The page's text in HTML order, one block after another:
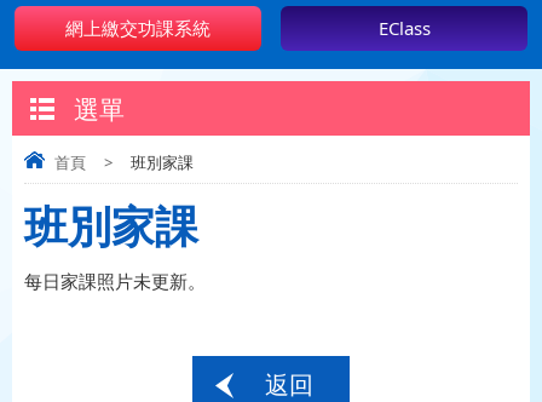
網上繳交功課系統 EClass
選單
首頁 > 班別家課
班別家課
每日家課照片未更新。
返回